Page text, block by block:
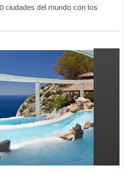
ciudades del mundo con los